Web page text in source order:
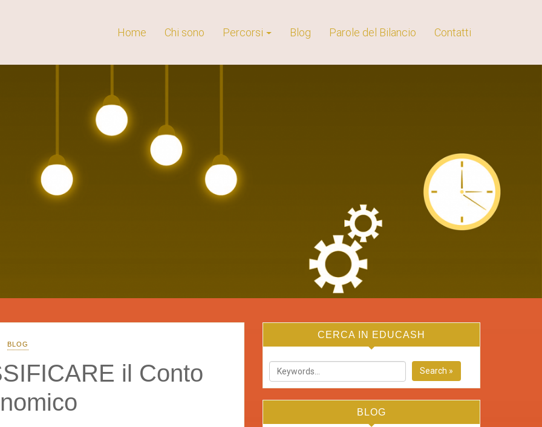
Home Chi sono Percorsi Blog Parole del Bilancio Contatti
BLOG
il Conto
CERCA IN EDUCASH
Search »
BLOG